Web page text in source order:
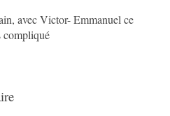
avec Victor- Emmanuel ce
compliqué